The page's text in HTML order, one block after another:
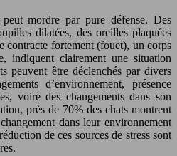
mordre par pure défense. Des
dilatées, des oreilles plaquées
contracte fortement (fouet), un corps
indiquent clairement une situation
peuvent être déclenchés par divers
d’environnement, présence
voire des changements dans son
près de 70% des chats montrent
dans leur environnement
de ces sources de stress sont